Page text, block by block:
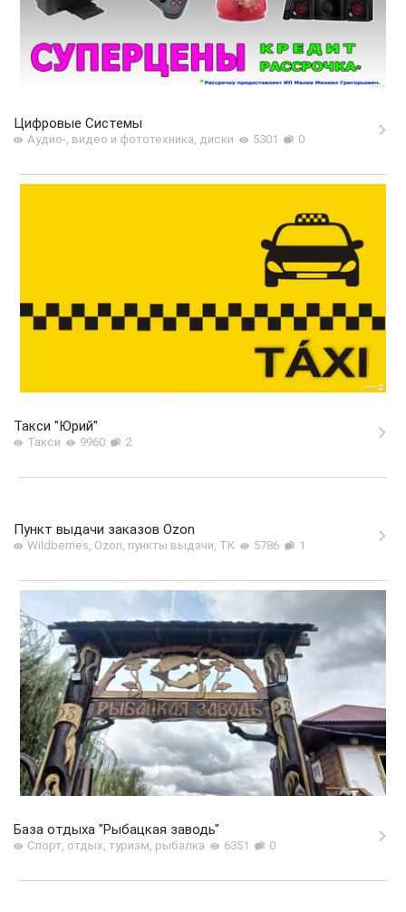
Цифровые Системы
Аудио-, видео и фототехника, диски 5301 0
Такси "Юрий"
Такси 9960 2
Пункт выдачи заказов Ozon
Wildberries, Ozon, пункты выдачи, ТК 5786 1
База отдыха "Рыбацкая заводь"
Спорт, отдых, туризм, рыбалка 6351 0